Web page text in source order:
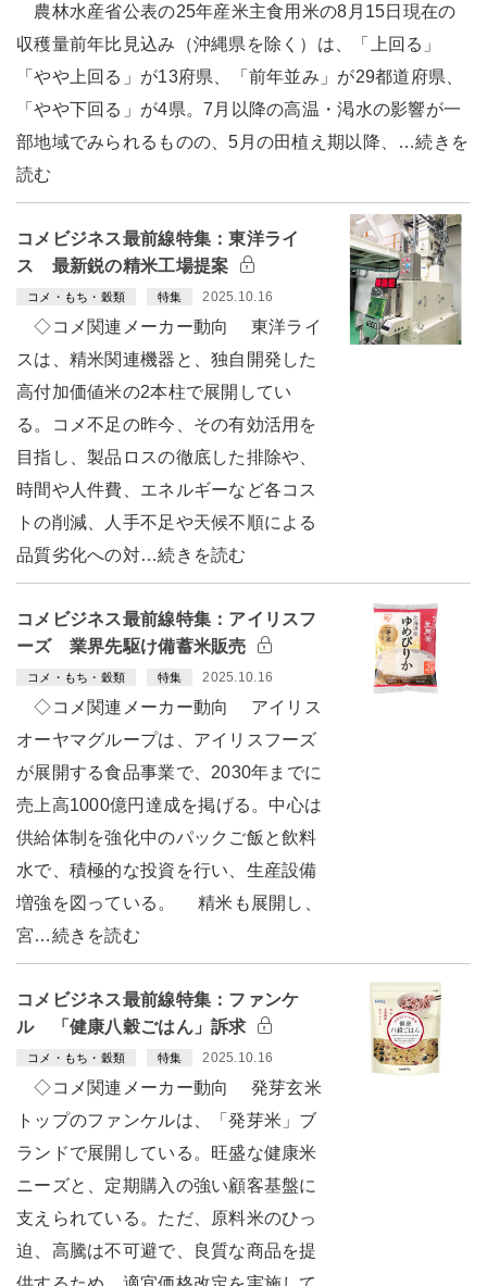
農林水産省公表の25年産米主食用米の8月15日現在の
収穫量前年比見込み（沖縄県を除く）は、「上回る」
「やや上回る」が13府県、「前年並み」が29都道府県、
「やや下回る」が4県。7月以降の高温・渇水の影響が一
部地域でみられるものの、5月の田植え期以降、…続きを
読む
コメビジネス最前線特集：東洋ライ
ス 最新鋭の精米工場提案
コメ・もち・穀類 特集 2025.10.16
◇コメ関連メーカー動向 東洋ライ
スは、精米関連機器と、独自開発した
高付加価値米の2本柱で展開してい
る。コメ不足の昨今、その有効活用を
目指し、製品ロスの徹底した排除や、
時間や人件費、エネルギーなど各コス
トの削減、人手不足や天候不順による
品質劣化への対…続きを読む
コメビジネス最前線特集：アイリスフ
ーズ 業界先駆け備蓄米販売
コメ・もち・穀類 特集 2025.10.16
◇コメ関連メーカー動向 アイリス
オーヤマグループは、アイリスフーズ
が展開する食品事業で、2030年までに
売上高1000億円達成を掲げる。中心は
供給体制を強化中のパックご飯と飲料
水で、積極的な投資を行い、生産設備
増強を図っている。 精米も展開し、
宮…続きを読む
コメビジネス最前線特集：ファンケ
ル 「健康八穀ごはん」訴求
コメ・もち・穀類 特集 2025.10.16
◇コメ関連メーカー動向 発芽玄米
トップのファンケルは、「発芽米」ブ
ランドで展開している。旺盛な健康米
ニーズと、定期購入の強い顧客基盤に
支えられている。ただ、原料米のひっ
迫、高騰は不可避で、良質な商品を提